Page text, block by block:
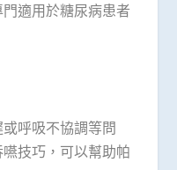
適用於糖尿病患者
呼吸不協調等問
技巧，可以幫助帕